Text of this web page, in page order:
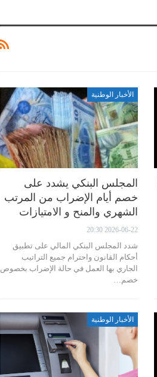
الأخبار الوطنية
المجلس البنكي يشدد على
خصم أيام الإضراب من المرتب
الشهري والمنح و الامتيازات
2026-06-22 20:30
شدد المجلس البنكي المالي على تطبيق
أحكام القانون واحترام جميع التراتيب
الجاري بها العمل في حالة الإضراب بخصوص
خصم…
الأخبار الوطنية